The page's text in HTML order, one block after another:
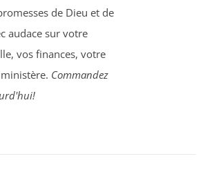
de Dieu et de
audace sur votre
vos finances, votre
Commandez